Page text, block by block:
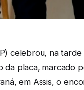
celebrou, na
placa, marcado
em Assis, o